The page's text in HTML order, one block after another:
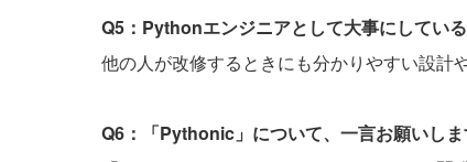
Q5：Pythonエンジニアとして大事にしてい
他の人が改修するときにも分かりやすい設計
Q6：「Pythonic」について、一言お願いしま